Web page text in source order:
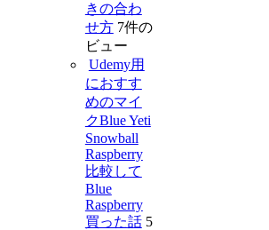
きの合わ
せ方 7件の
ビュー
Udemy用
におすす
めのマイ
クBlue Yeti
Snowball
Raspberry
比較して
Blue
Raspberry
買った話 5